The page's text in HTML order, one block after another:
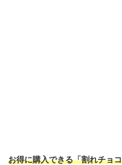
お得に購入できる「割れチョ